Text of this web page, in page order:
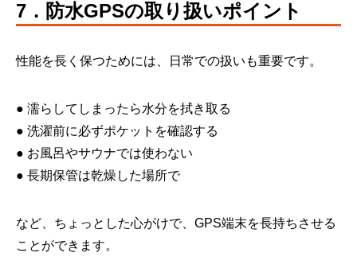
7．防水GPSの取り扱いポイント
性能を長く保つためには、日常での扱いも重要です。
● 濡らしてしまったら水分を拭き取る
● 洗濯前に必ずポケットを確認する
● お風呂やサウナでは使わない
● 長期保管は乾燥した場所で
など、ちょっとした心がけで、GPS端末を長持ちさせる
ことができます。